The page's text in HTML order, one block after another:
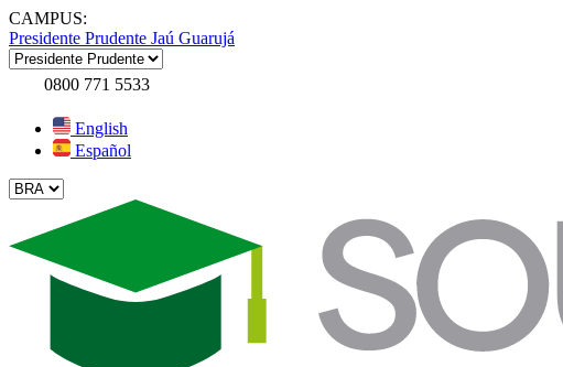
CAMPUS:
Presidente Prudente Jaú Guarujá
0800 771 5533
English
Español